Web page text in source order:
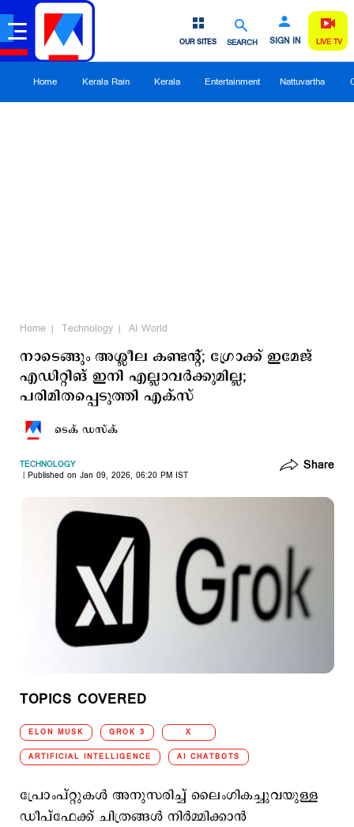
SEARCH SIGN IN
OUR SITES LIVE TV
Home Kerala Rain Kerala Entertainment Nattuvartha
Home Technology AI World
നാടെങ്ങും അശ്ലീല കണ്ടന്‍റ്; ഗ്രോക്ക് ഇമേജ്
എഡിറ്റിങ് ഇനി എല്ലാവര്‍ക്കുമില്ല;
പരിമിതപ്പെടുത്തി എക്സ്
ടെക് ഡസ്ക്
TECHNOLOGY
Published on Jan 09, 2026, 06:20 PM IST
Share
TOPICS COVERED
ELON MUSK GROK 3 X
ARTIFICIAL INTELLIGENCE AI CHATBOTS
പ്രോംപ്റ്റുകള്‍ അനുസരിച്ച് ലൈംഗികച്ചുവയുള്ള
ഡീപ്ഫേക്ക് ചിത്രങ്ങള്‍ നിര്‍മ്മിക്കാന്‍